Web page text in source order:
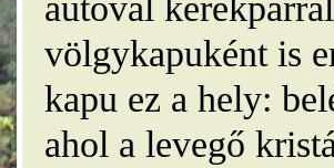
autóval
völgykapuként is
kapu ez a hely:
ahol a levegő